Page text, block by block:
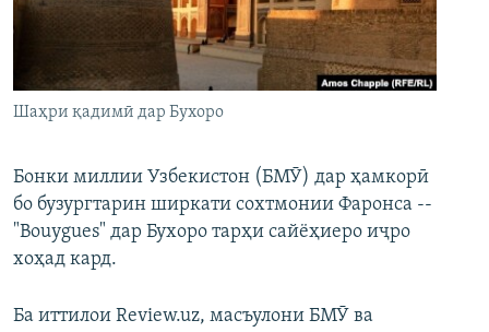
ГУЗОРИШҲОИ РАДИОӢ
Ҳамаи сомонаҳои RFE/RL
Шаҳри қадимӣ дар Бухоро
Бонки миллии Узбекистон (БМӮ) дар ҳамкорӣ
бо бузургтарин ширкати сохтмонии Фаронса --
"Bouygues" дар Бухоро тарҳи сайёҳиеро иҷро
хоҳад кард.
Ба иттилои Review.uz, масъулони БМӮ ва